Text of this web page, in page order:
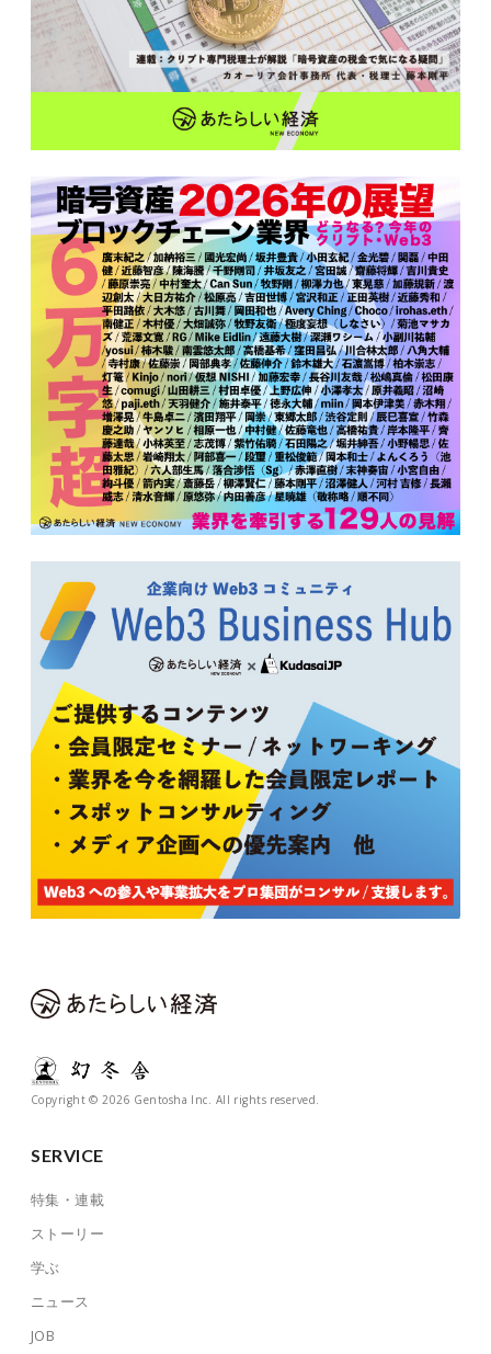
Copyright © 2026 Gentosha Inc. All rights reserved.
SERVICE
特集・連載
ストーリー
学ぶ
ニュース
JOB